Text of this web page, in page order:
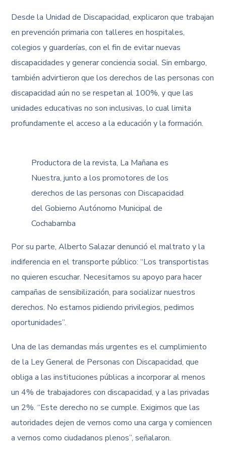
Desde la Unidad de Discapacidad, explicaron que trabajan
en prevención primaria con talleres en hospitales,
colegios y guarderías, con el fin de evitar nuevas
discapacidades y generar conciencia social. Sin embargo,
también advirtieron que los derechos de las personas con
discapacidad aún no se respetan al 100%, y que las
unidades educativas no son inclusivas, lo cual limita
profundamente el acceso a la educación y la formación.
Productora de la revista, La Mañana es
Nuestra, junto a los promotores de los
derechos de las personas con Discapacidad
del Gobierno Autónomo Municipal de
Cochabamba
Por su parte, Alberto Salazar denunció el maltrato y la
indiferencia en el transporte público: “Los transportistas
no quieren escuchar. Necesitamos su apoyo para hacer
campañas de sensibilización, para socializar nuestros
derechos. No estamos pidiendo privilegios, pedimos
oportunidades”.
Una de las demandas más urgentes es el cumplimiento
de la Ley General de Personas con Discapacidad, que
obliga a las instituciones públicas a incorporar al menos
un 4% de trabajadores con discapacidad, y a las privadas
un 2%. “Este derecho no se cumple. Exigimos que las
autoridades dejen de vernos como una carga y comiencen
a vernos como ciudadanos plenos”, señalaron.